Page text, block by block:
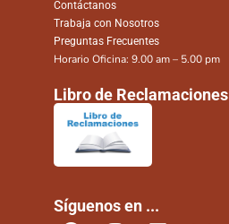
Contáctanos
Trabaja con Nosotros
Preguntas Frecuentes
Horario Oficina: 9.00 am – 5.00 pm
Libro de Reclamaciones
Síguenos en ...